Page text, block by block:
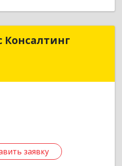
Консалтинг
заявку
Консалтинг
заявку